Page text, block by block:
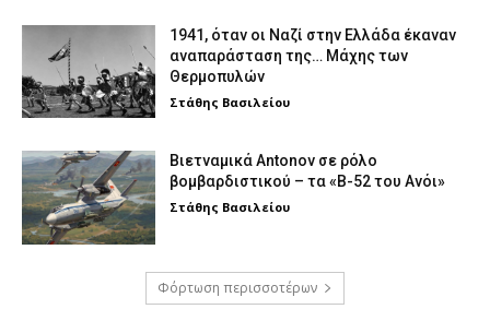
1941, όταν οι Ναζί στην Ελλάδα έκαναν
αναπαράσταση της… Μάχης των
Θερμοπυλών
Στάθης Βασιλείου
Βιετναμικά Antonov σε ρόλο
βομβαρδιστικού – τα «Β-52 του Ανόι»
Στάθης Βασιλείου
Φόρτωση περισσοτέρων